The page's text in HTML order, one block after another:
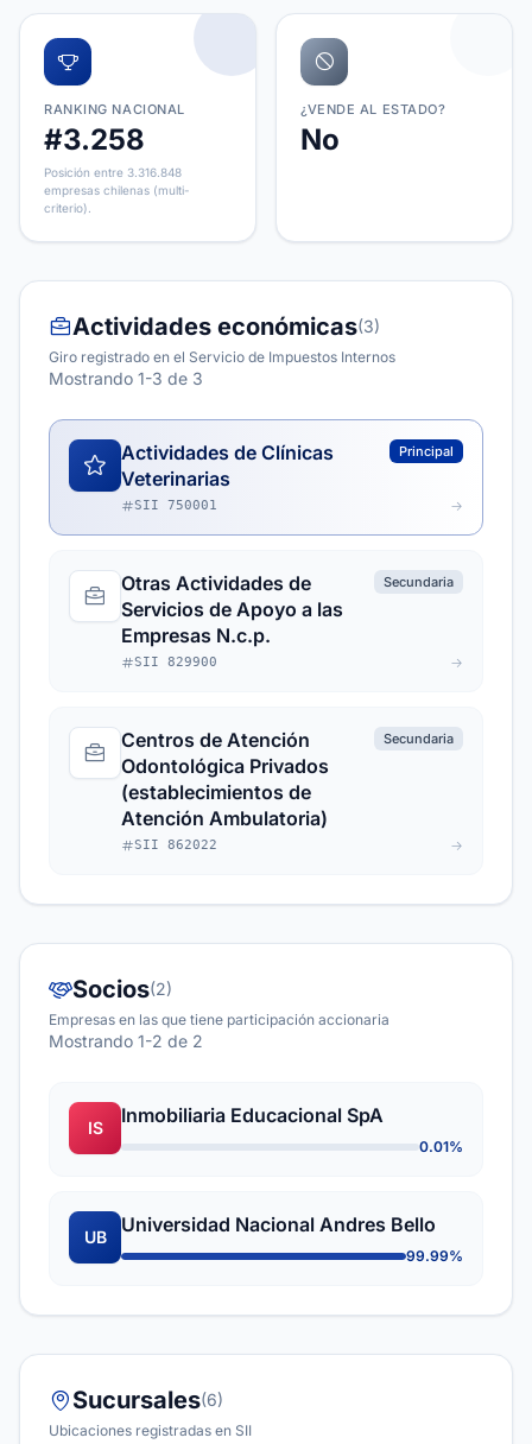
RANKING NACIONAL
#3.258
Posición entre 3.316.848
empresas chilenas (multi-
criterio).
¿VENDE AL ESTADO?
No
Actividades económicas(3)
Giro registrado en el Servicio de Impuestos Internos
Mostrando 1-3 de 3
Actividades de Clínicas
Veterinarias
Principal
SII 750001
Otras Actividades de
Servicios de Apoyo a las
Empresas N.c.p.
Secundaria
SII 829900
Centros de Atención
Odontológica Privados
(establecimientos de
Atención Ambulatoria)
Secundaria
SII 862022
Socios(2)
Empresas en las que tiene participación accionaria
Mostrando 1-2 de 2
IS
Inmobiliaria Educacional SpA
0.01%
UB
Universidad Nacional Andres Bello
99.99%
Sucursales(6)
Ubicaciones registradas en SII